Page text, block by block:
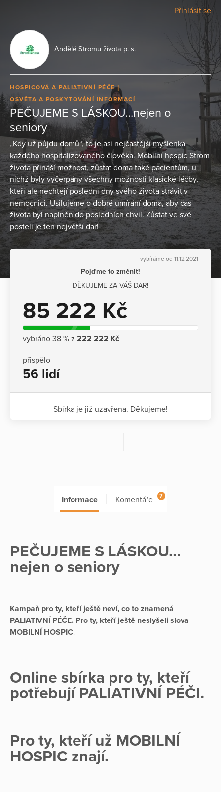
Přihlásit se
Andělé Stromu života p. s.
HOSPICOVÁ A PALIATIVNÍ PÉČE
OSVĚTA A POSKYTOVÁNÍ INFORMACÍ
PEČUJEME S LÁSKOU…nejen o
seniory
„Kdy už půjdu domů“, to je asi nejčastější myšlenka
každého hospitalizovaného člověka. Mobilní hospic Strom
života přináší možnost, zůstat doma také pacientům, u
nichž byly vyčerpány všechny možnosti klasické léčby,
kteří ale nechtějí poslední dny svého života strávit v
nemocnici. Usilujeme o dobré umírání doma, aby čas
života byl naplněn do posledních chvil. Zůstat ve své
posteli je ten největší dar!
vybíráme od 11.12.2021
Pojďme to změnit!
DĚKUJEME ZA VÁŠ DAR!
85 222 Kč
vybráno 38 % z 222 222 Kč
přispělo
56 lidí
Sbírka je již uzavřena. Děkujeme!
Informace Komentáře 7
PEČUJEME S LÁSKOU…
nejen o seniory
Kampaň pro ty, kteří ještě neví, co to znamená
PALIATIVNÍ PÉČE. Pro ty, kteří ještě neslyšeli slova
MOBILNÍ HOSPIC.
Online sbírka pro ty, kteří
potřebují PALIATIVNÍ PÉČI.
Pro ty, kteří už MOBILNÍ
HOSPIC znají.